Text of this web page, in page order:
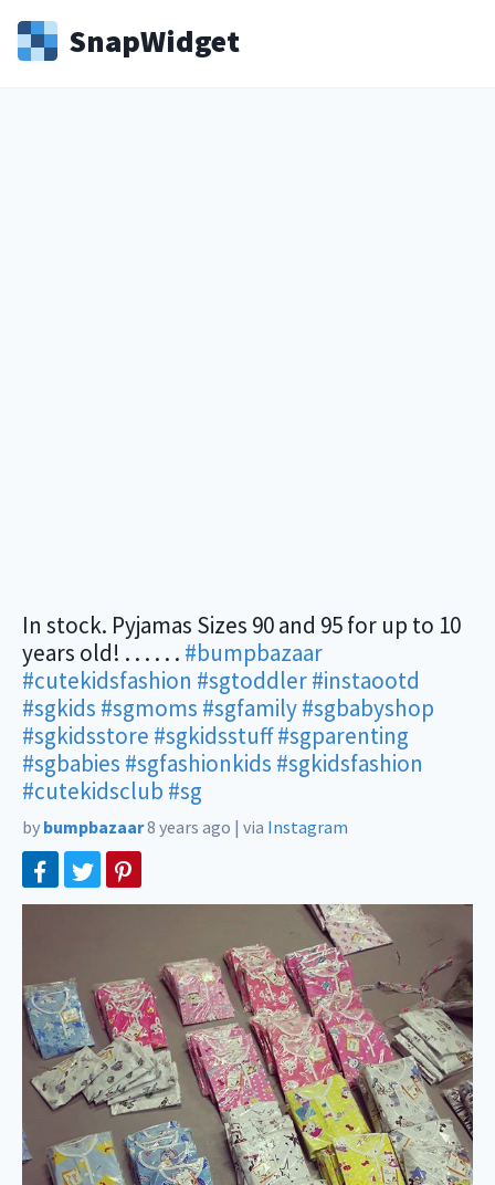
SnapWidget
In stock. Pyjamas Sizes 90 and 95 for up to 10
years old! . . . . . . #bumpbazaar
#cutekidsfashion #sgtoddler#instaootd
#sgkids #sgmoms #sgfamily#sgbabyshop
#sgkidsstore #sgkidsstuff#sgparenting
#sgbabies #sgfashionkids #sgkidsfashion
#cutekidsclub #sg
by bumpbazaar8 years ago | via Instagram